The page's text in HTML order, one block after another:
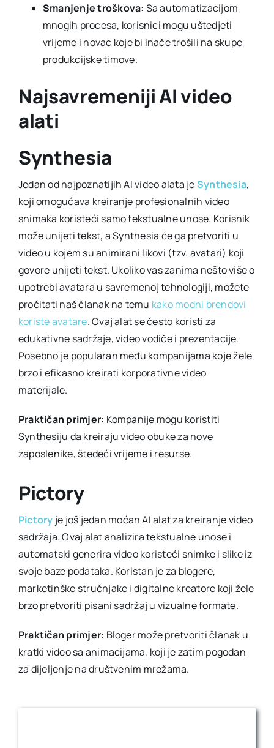
Smanjenje troškova: Sa automatizacijom
mnogih procesa, korisnici mogu uštedjeti
vrijeme i novac koje bi inače trošili na skupe
produkcijske timove.
Najsavremeniji AI video
alati
Synthesia
Jedan od najpoznatijih AI video alata je Synthesia,
koji omogućava kreiranje profesionalnih video
snimaka koristeći samo tekstualne unose. Korisnik
može unijeti tekst, a Synthesia će ga pretvoriti u
video u kojem su animirani likovi (tzv. avatari) koji
govore unijeti tekst. Ukoliko vas zanima nešto više o
upotrebi avatara u savremenoj tehnologiji, možete
pročitati naš članak na temu kako modni brendovi
koriste avatare. Ovaj alat se često koristi za
edukativne sadržaje, video vodiče i prezentacije.
Posebno je popularan među kompanijama koje žele
brzo i efikasno kreirati korporativne video
materijale.
Praktičan primjer: Kompanije mogu koristiti
Synthesiju da kreiraju video obuke za nove
zaposlenike, štedeći vrijeme i resurse.
Pictory
Pictory je još jedan moćan AI alat za kreiranje video
sadržaja. Ovaj alat analizira tekstualne unose i
automatski generira video koristeći snimke i slike iz
svoje baze podataka. Koristan je za blogere,
marketinške stručnjake i digitalne kreatore koji žele
brzo pretvoriti pisani sadržaj u vizualne formate.
Praktičan primjer: Bloger može pretvoriti članak u
kratki video sa animacijama, koji je zatim pogodan
za dijeljenje na društvenim mrežama.